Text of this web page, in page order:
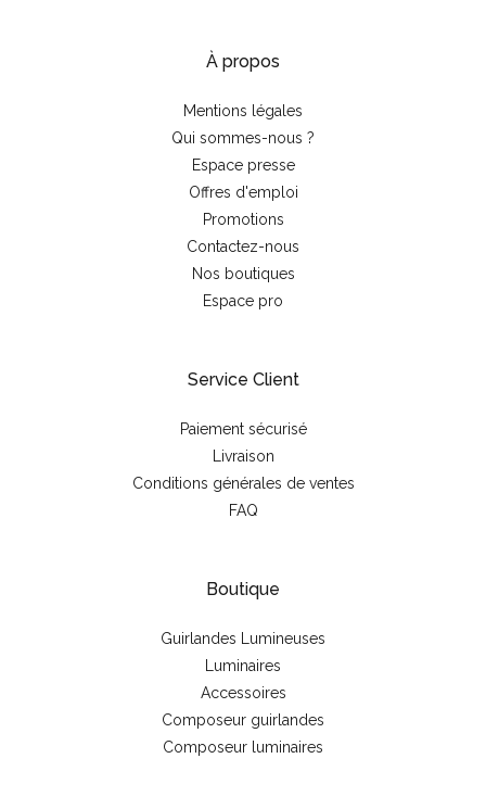
À propos
Mentions légales
Qui sommes-nous ?
Espace presse
Offres d'emploi
Promotions
Contactez-nous
Nos boutiques
Espace pro
Service Client
Paiement sécurisé
Livraison
Conditions générales de ventes
FAQ
Boutique
Guirlandes Lumineuses
Luminaires
Accessoires
Composeur guirlandes
Composeur luminaires